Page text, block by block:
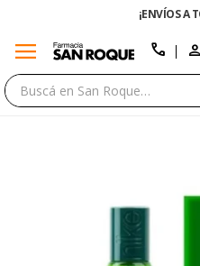
¡ENVÍOS A
menu call
close